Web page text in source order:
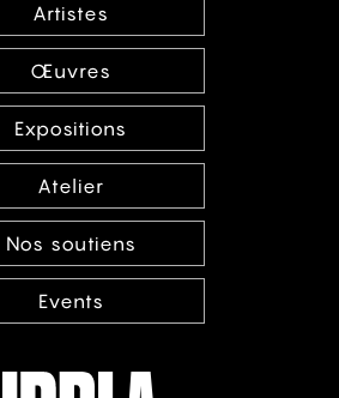
Artistes
Œuvres
Expositions
Atelier
Nos soutiens
Events